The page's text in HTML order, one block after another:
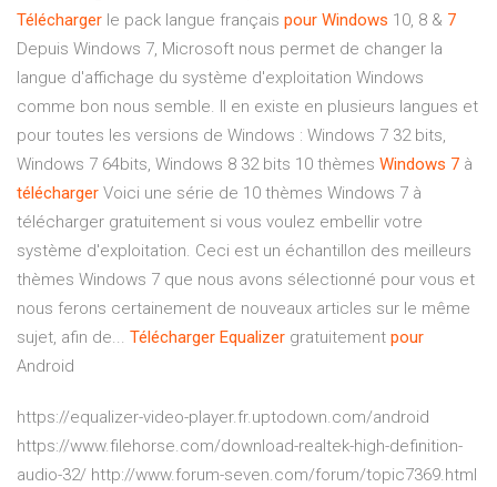
Télécharger le pack langue français pour Windows 10, 8 & 7
Depuis Windows 7, Microsoft nous permet de changer la
langue d'affichage du système d'exploitation Windows
comme bon nous semble. Il en existe en plusieurs langues et
pour toutes les versions de Windows : Windows 7 32 bits,
Windows 7 64bits, Windows 8 32 bits 10 thèmes Windows 7 à
télécharger Voici une série de 10 thèmes Windows 7 à
télécharger gratuitement si vous voulez embellir votre
système d'exploitation. Ceci est un échantillon des meilleurs
thèmes Windows 7 que nous avons sélectionné pour vous et
nous ferons certainement de nouveaux articles sur le même
sujet, afin de... Télécharger Equalizer gratuitement pour
Android
https://equalizer-video-player.fr.uptodown.com/android
https://www.filehorse.com/download-realtek-high-definition-
audio-32/ http://www.forum-seven.com/forum/topic7369.html